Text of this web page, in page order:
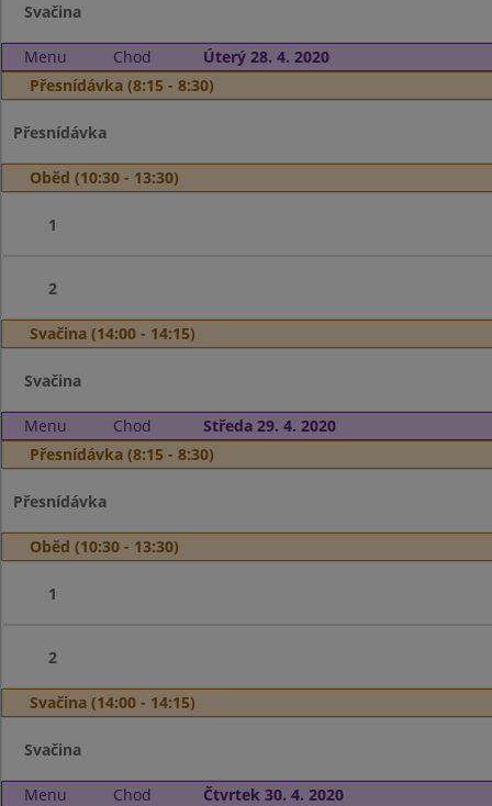
Svačina
Menu Chod
Úterý 28. 4. 2020
Přesnídávka (8:15 - 8:30)
Přesnídávka
Oběd (10:30 - 13:30)
1
2
Svačina (14:00 - 14:15)
Svačina
Menu Chod
Středa 29. 4. 2020
Přesnídávka (8:15 - 8:30)
Přesnídávka
Oběd (10:30 - 13:30)
1
2
Svačina (14:00 - 14:15)
Svačina
Menu Chod
Čtvrtek 30. 4. 2020